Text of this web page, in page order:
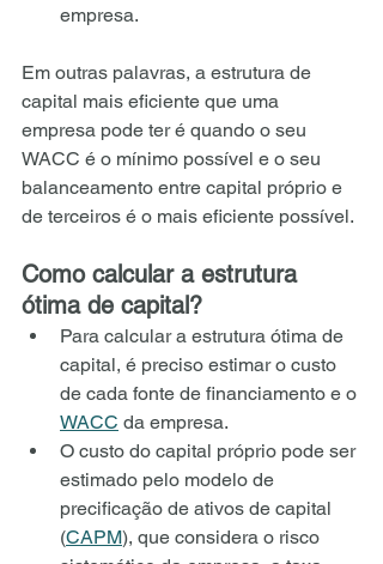
empresa.
Em outras palavras, a estrutura de
capital mais eficiente que uma
empresa pode ter é quando o seu
WACC é o mínimo possível e o seu
balanceamento entre capital próprio e
de terceiros é o mais eficiente possível.
Como calcular a estrutura
ótima de capital?
Para calcular a estrutura ótima de
capital, é preciso estimar o custo
de cada fonte de financiamento e o
WACC da empresa.
O custo do capital próprio pode ser
estimado pelo modelo de
precificação de ativos de capital
(CAPM), que considera o risco